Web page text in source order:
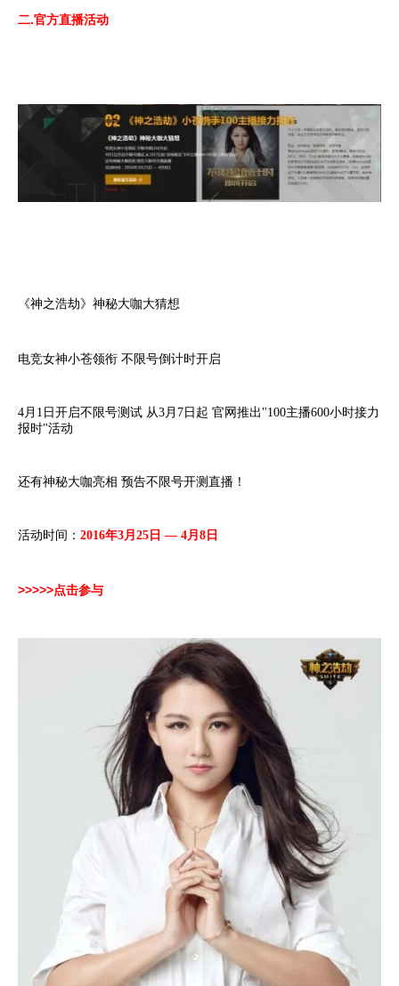
二.官方直播活动
《神之浩劫》神秘大咖大猜想
电竞女神小苍领衔 不限号倒计时开启
4月1日开启不限号测试 从3月7日起 官网推出"100主播600小时接力
报时"活动
还有神秘大咖亮相 预告不限号开测直播！
活动时间： 2016年3月25日 — 4月8日
>>>>>点击参与